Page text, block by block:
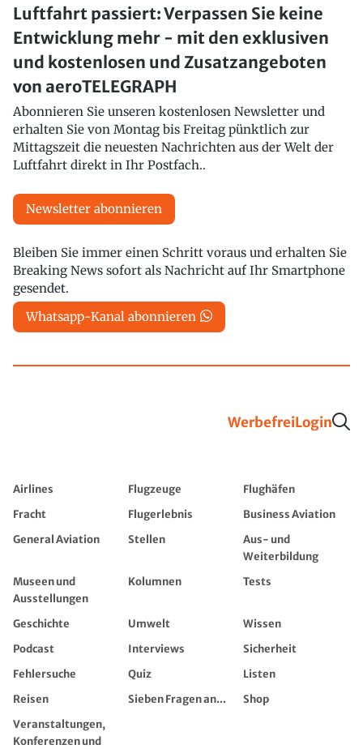
Luftfahrt passiert: Verpassen Sie keine
Entwicklung mehr - mit den exklusiven
und kostenlosen und Zusatzangeboten
von aeroTELEGRAPH
Abonnieren Sie unseren kostenlosen Newsletter und
erhalten Sie von Montag bis Freitag pünktlich zur
Mittagszeit die neuesten Nachrichten aus der Welt der
Luftfahrt direkt in Ihr Postfach..
Newsletter abonnieren
Bleiben Sie immer einen Schritt voraus und erhalten Sie
Breaking News sofort als Nachricht auf Ihr Smartphone
gesendet.
Whatsapp-Kanal abonnieren
WerbefreiLogin
Airlines Flugzeuge
Flughäfen
Fracht
Flugerlebnis
Business Aviation
General Aviation
Stellen
Aus- und
Weiterbildung
Museen und
Ausstellungen
Kolumnen Tests
Geschichte Umwelt
Wissen
Podcast
Interviews
Sicherheit
Fehlersuche
Quiz
Listen
Reisen
Sieben Fragen an...
Shop
Veranstaltungen,
Konferenzen und